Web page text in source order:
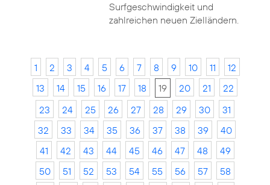
Surfgeschwindigkeit und
zahlreichen neuen Zielländern.
1 2 3 4 5 6 7 8 9 10 11
12
13
14 15 16 17 18 19 20 21
22
23
24 25 26 27 28 29 30
31
32
33 34 35 36 37 38 39
40
41
42 43 44 45 46 47 48
49
50
51 52 53 54 55 56 57
58